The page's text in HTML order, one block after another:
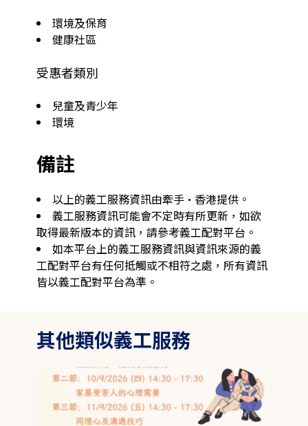
環境及保育
健康社區
受惠者類別
兒童及青少年
環境
備註
以上的義工服務資訊由牽手·香港提供。
義工服務資訊可能會不定時有所更新，如欲
取得最新版本的資訊，請參考義工配對平台。
如本平台上的義工服務資訊與資訊來源的義
工配對平台有任何抵觸或不相符之處，所有資訊
皆以義工配對平台為準。
其他類似義工服務